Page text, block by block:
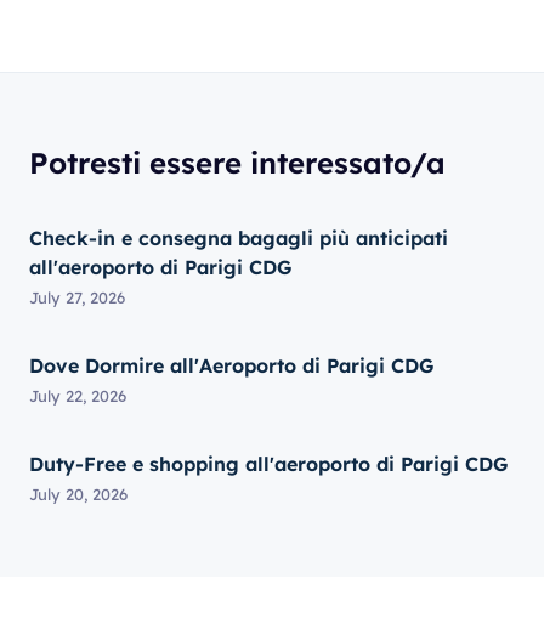
Potresti essere interessato/a
Check-in e consegna bagagli più anticipati
all'aeroporto di Parigi CDG
July 27, 2026
Dove Dormire all'Aeroporto di Parigi CDG
July 22, 2026
Duty-Free e shopping all'aeroporto di Parigi CDG
July 20, 2026